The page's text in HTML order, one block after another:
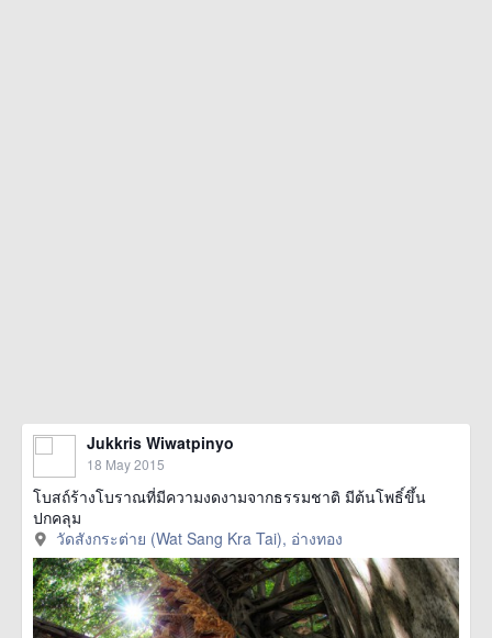
Jukkris Wiwatpinyo
18 May 2015
โบสถ์ร้างโบราณที่มีความงดงามจากธรรมชาติ มีต้นโพธิ์ขึ้น
ปกคลุม
วัดสังกระต่าย (Wat Sang Kra Tai), อ่างทอง